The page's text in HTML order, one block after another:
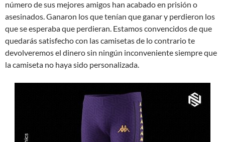
número de sus mejores amigos han acabado en prisión o
asesinados. Ganaron los que tenían que ganar y perdieron los
que se esperaba que perdieran. Estamos convencidos de que
quedarás satisfecho con las camisetas de lo contrario te
devolveremos el dinero sin ningún inconveniente siempre que
la camiseta no haya sido personalizada.